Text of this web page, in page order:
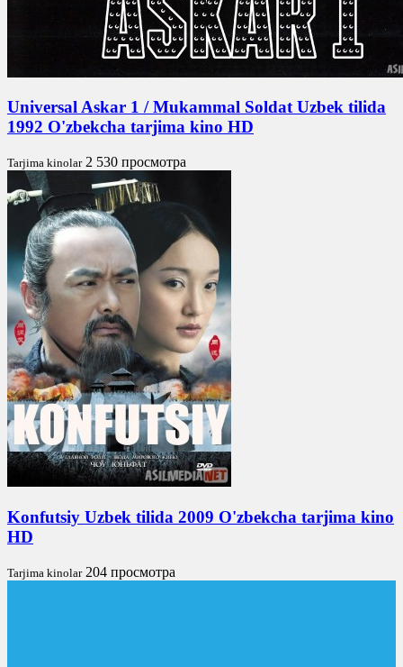
Universal Askar 1 / Mukammal Soldat Uzbek tilida
1992 O'zbekcha tarjima kino HD
Tarjima kinolar 2 530 просмотра
Konfutsiy Uzbek tilida 2009 O'zbekcha tarjima kino
HD
Tarjima kinolar 204 просмотра